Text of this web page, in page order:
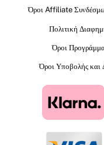
Όροι Affiliate
Πολιτική
Όροι
Όροι Υποβολής και